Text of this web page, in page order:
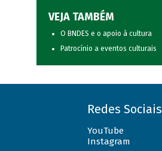
VEJA TAMBÉM
O BNDES e o apoio à cultura
Patrocínio a eventos culturais
Redes Sociais
YouTube
Instagram